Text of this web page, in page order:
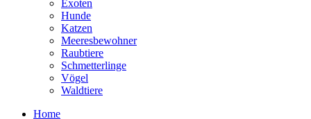
Exoten
Hunde
Katzen
Meeresbewohner
Raubtiere
Schmetterlinge
Vögel
Waldtiere
Home